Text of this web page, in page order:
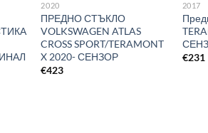
2020
ПРЕДНО СТЪКЛО
VOLKSWAGEN ATLAS
CROSS SPORT/TERAMONT
X 2020- СЕНЗОР
€423
2017
€231